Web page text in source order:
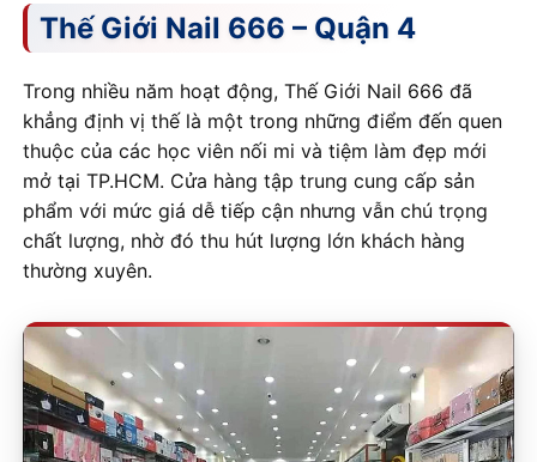
Thế Giới Nail 666 – Quận 4
Trong nhiều năm hoạt động, Thế Giới Nail 666 đã
khẳng định vị thế là một trong những điểm đến quen
thuộc của các học viên nối mi và tiệm làm đẹp mới
mở tại TP.HCM. Cửa hàng tập trung cung cấp sản
phẩm với mức giá dễ tiếp cận nhưng vẫn chú trọng
chất lượng, nhờ đó thu hút lượng lớn khách hàng
thường xuyên.